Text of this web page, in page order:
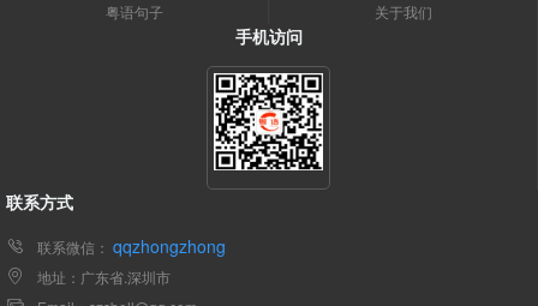
粤语句子
关于我们
手机访问
联系方式
联系微信： qqzhongzhong
地址：广东省.深圳市